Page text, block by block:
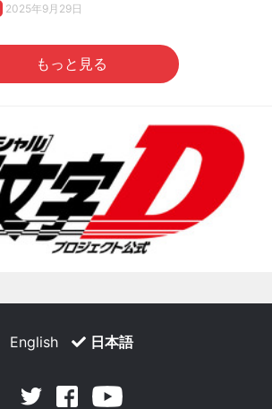
2025年9月29日
もっと見る
English 日本語
Twitter Facebook